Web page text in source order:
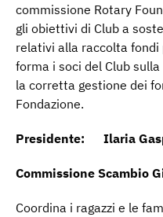
commissione Rotary
gli obiettivi di Club a
relativi alla raccolta fondi
forma i soci del Club
la corretta gestione dei
Fondazione.
Presidente: Ilaria
Commissione Scambio
Coordina i ragazzi e le